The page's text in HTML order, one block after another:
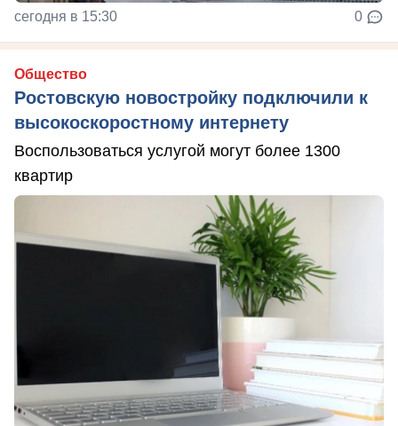
сегодня в 15:30 0
Общество
Ростовскую новостройку подключили к
высокоскоростному интернету
Воспользоваться услугой могут более 1300
квартир